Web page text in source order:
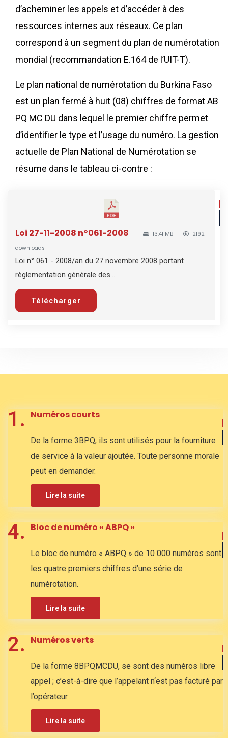
d’acheminer les appels et d’accéder à des
ressources internes aux réseaux. Ce plan
correspond à un segment du plan de numérotation
mondial (recommandation E.164 de l’UIT-T).
Le plan national de numérotation du Burkina Faso
est un plan fermé à huit (08) chiffres de format AB
PQ MC DU dans lequel le premier chiffre permet
d’identifier le type et l’usage du numéro. La gestion
actuelle de Plan National de Numérotation se
résume dans le tableau ci-contre :
Loi 27-11-2008 n°061-2008 13.41 MB
2192
downloads
Loi n° 061 - 2008/an du 27 novembre 2008 portant
règlementation générale des...
Télécharger
1. Numéros courts
De la forme 3BPQ, ils sont utilisés pour la fourniture
de service à la valeur ajoutée. Toute personne morale
peut en demander.
Lire la suite
4. Bloc de numéro « ABPQ »
Le bloc de numéro « ABPQ » de 10 000 numéros sont
les quatre premiers chiffres d’une série de
numérotation.
Lire la suite
2. Numéros verts
De la forme 8BPQMCDU, se sont des numéros libre
appel ; c’est-à-dire que l’appelant n‘est pas facturé par
l’opérateur.
Lire la suite